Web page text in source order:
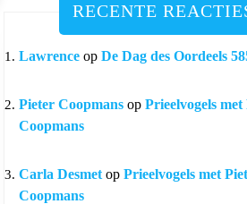
RECENTE
Lawrence op De Dag des Oordeels
Pieter Coopmans op Prieelvogels met
Coopmans
Carla Desmet op Prieelvogels met
Coopmans